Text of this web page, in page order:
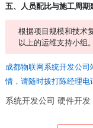
五、人员配比与施工周期
根据项目规模和技术
以上的运维支持小组
成都物联网系统开发公
情，请随时拨打陈经理电
系统开发公司 硬件开发